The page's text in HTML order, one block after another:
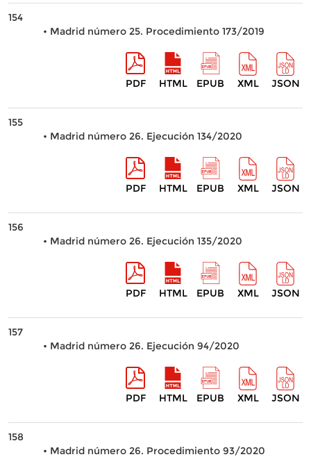
154
• Madrid número 25. Procedimiento 173/2019
PDF HTML EPUB XML JSON
155
• Madrid número 26. Ejecución 134/2020
PDF HTML EPUB XML JSON
156
• Madrid número 26. Ejecución 135/2020
PDF HTML EPUB XML JSON
157
• Madrid número 26. Ejecución 94/2020
PDF HTML EPUB XML JSON
158
• Madrid número 26. Procedimiento 93/2020